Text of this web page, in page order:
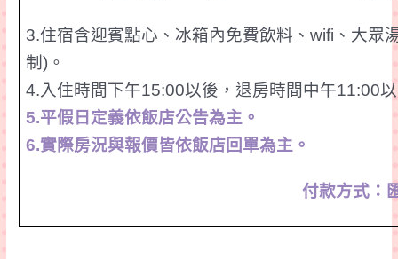
3.住宿含迎賓點心、冰箱內免費飲料、wifi 、大眾
制) 。
4.入住時間下午15:00以後，退房時間中午11:00
5.平假日定義依飯店公告為主。
6.實際房況與報價皆依飯店回單為主。
付款方式：